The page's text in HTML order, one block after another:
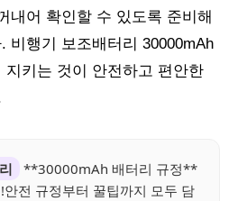
내어 확인할 수 있도록 준비해
비행기 보조배터리 30000mAh
지키는 것이 안전하고 편안한
**30000mAh 배터리 규정**
전 규정부터 꿀팁까지 모두 담